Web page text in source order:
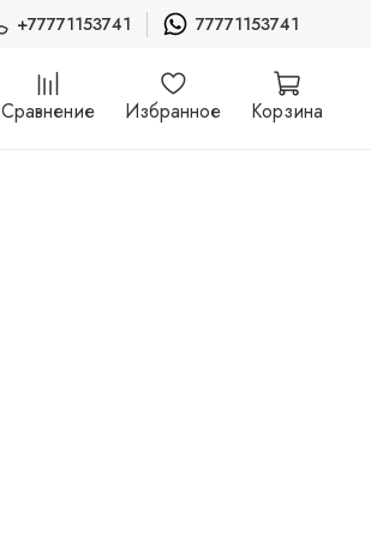
+77771153741 77771153741
Сравнение Избранное Корзина